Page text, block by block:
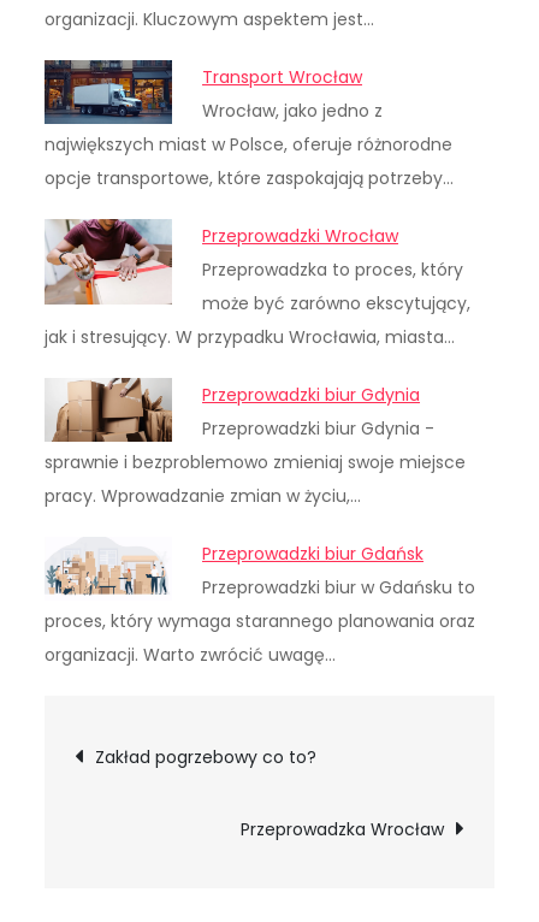
organizacji. Kluczowym aspektem jest…
Transport Wrocław
Wrocław, jako jedno z
największych miast w Polsce, oferuje różnorodne
opcje transportowe, które zaspokajają potrzeby…
Przeprowadzki Wrocław
Przeprowadzka to proces, który
może być zarówno ekscytujący,
jak i stresujący. W przypadku Wrocławia, miasta…
Przeprowadzki biur Gdynia
Przeprowadzki biur Gdynia -
sprawnie i bezproblemowo zmieniaj swoje miejsce
pracy. Wprowadzanie zmian w życiu,…
Przeprowadzki biur Gdańsk
Przeprowadzki biur w Gdańsku to
proces, który wymaga starannego planowania oraz
organizacji. Warto zwrócić uwagę…
Nawigacja
Zakład pogrzebowy co to?
Przeprowadzka Wrocław